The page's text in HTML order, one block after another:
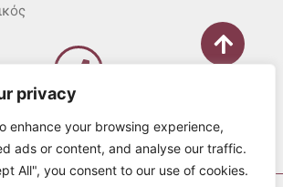
privacy
enhance your browsing experience,
ads or content, and analyse our traffic.
All", you consent to our use of cookies.
Καλέστε μας
– Τετ. – Σαβ. : 10:00 – 15:00
– Πέμπτ. – Παρ. : 10:00 – 21:00